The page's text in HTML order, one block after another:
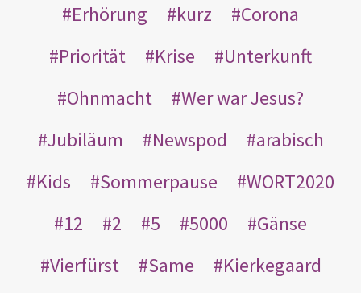
Erhörung
kurz
Corona
Priorität
Krise
Unterkunft
Ohnmacht
Wer war Jesus?
Jubiläum
Newspod
arabisch
Kids
Sommerpause
WORT2020
12
2 5 5000
Gänse
Vierfürst
Same
Kierkegaard